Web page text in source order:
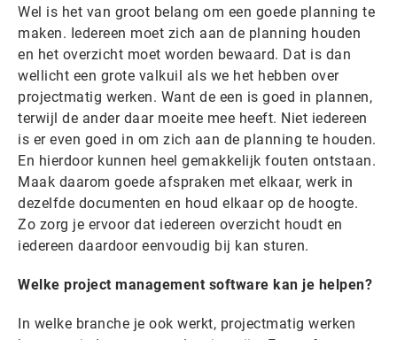
Wel is het van groot belang om een goede planning te
maken. Iedereen moet zich aan de planning houden
en het overzicht moet worden bewaard. Dat is dan
wellicht een grote valkuil als we het hebben over
projectmatig werken. Want de een is goed in plannen,
terwijl de ander daar moeite mee heeft. Niet iedereen
is er even goed in om zich aan de planning te houden.
En hierdoor kunnen heel gemakkelijk fouten ontstaan.
Maak daarom goede afspraken met elkaar, werk in
dezelfde documenten en houd elkaar op de hoogte.
Zo zorg je ervoor dat iedereen overzicht houdt en
iedereen daardoor eenvoudig bij kan sturen.
Welke project management software kan je helpen?
In welke branche je ook werkt, projectmatig werken